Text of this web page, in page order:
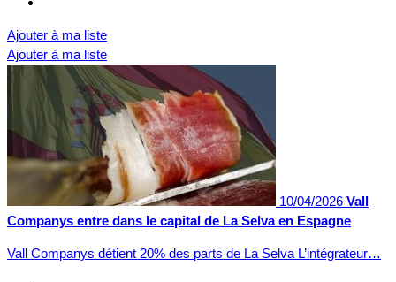
Ajouter à ma liste
Ajouter à ma liste
10/04/2026 Vall
Companys entre dans le capital de La Selva en Espagne
Vall Companys détient 20% des parts de La Selva L’intégrateur…